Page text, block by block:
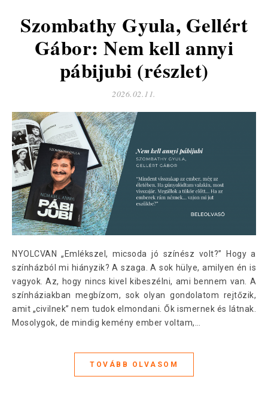
Szombathy Gyula, Gellért
Gábor: Nem kell annyi
pábijubi (részlet)
2026.02.11.
NYOLCVAN „Emlékszel, micsoda jó színész volt?” Hogy a
színházból mi hiányzik? A szaga. A sok hülye, amilyen én is
vagyok. Az, hogy nincs kivel kibeszélni, ami bennem van. A
színháziakban megbízom, sok olyan gondolatom rejtőzik,
amit „civilnek” nem tudok elmondani. Ők ismernek és látnak.
Mosolygok, de mindig kemény ember voltam,…
TOVÁBB OLVASOM